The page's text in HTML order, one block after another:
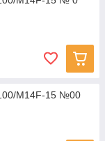
M14F-15 №00